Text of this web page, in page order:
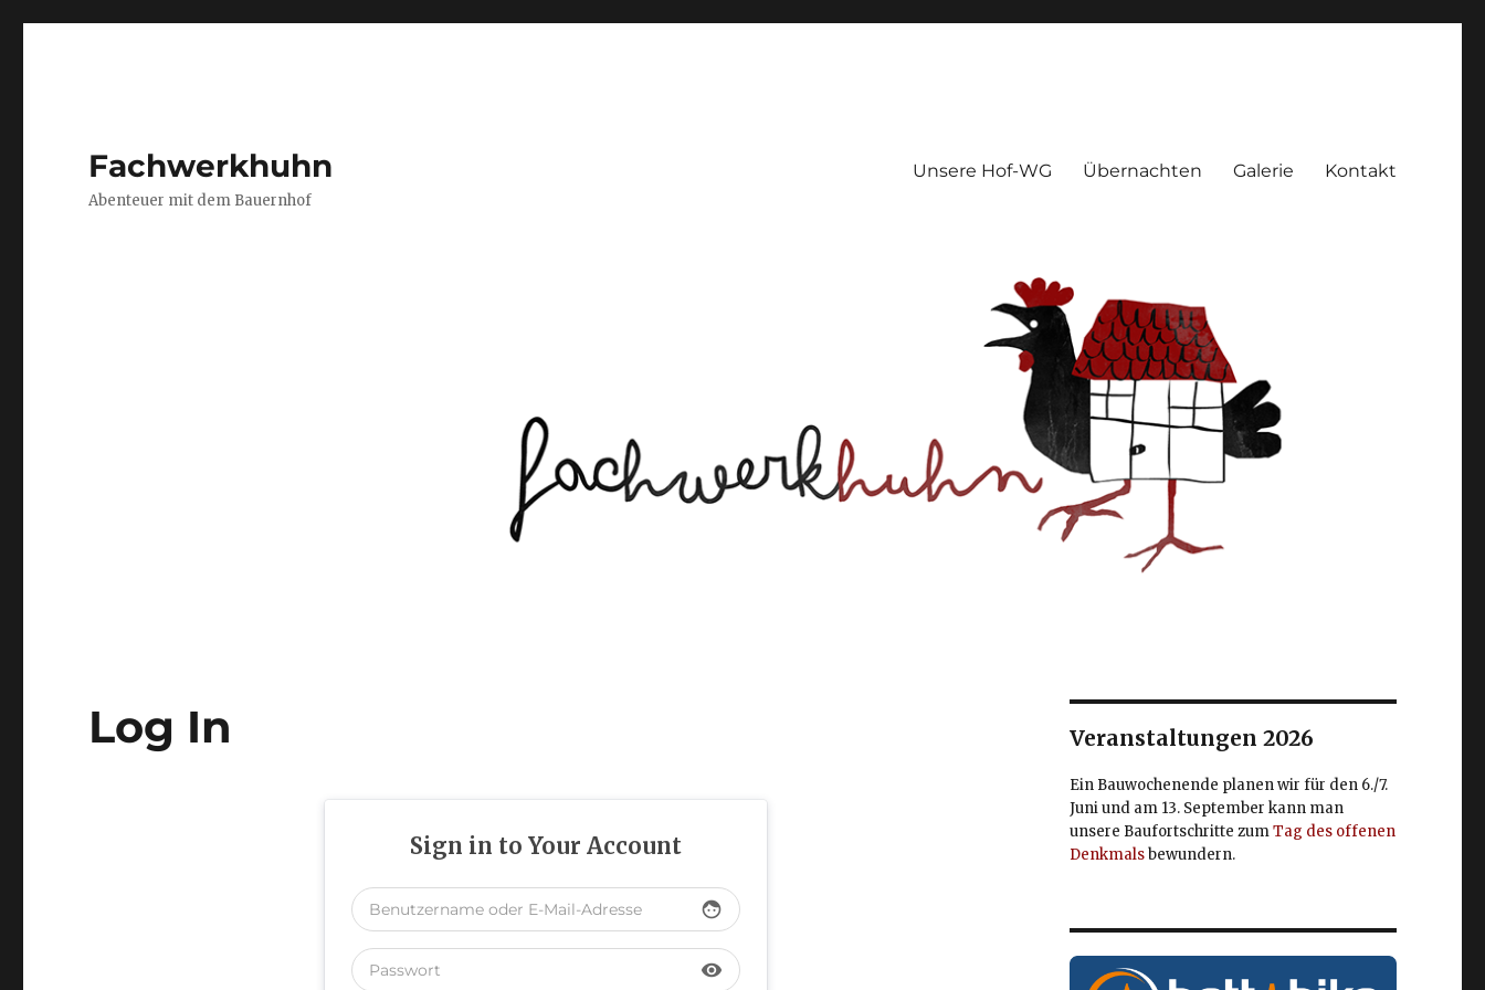
Fachwerkhuhn
Abenteuer mit dem Bauernhof
Unsere Hof-WG Übernachten Galerie Kontakt
Log In
Sign in to Your Account
face
visibility
Veranstaltungen 2026
Ein Bauwochenende planen wir für den 6./7.
Juni und am 13. September kann man
unsere Baufortschritte zumTag des offenen
Denkmalsbewundern.